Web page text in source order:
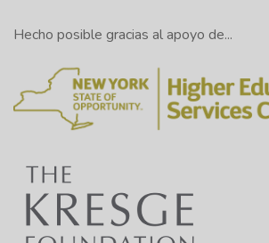
Hecho posible gracias al apoyo de...